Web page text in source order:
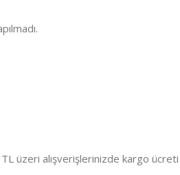
TL üzeri alışverişlerinizde kargo ücreti